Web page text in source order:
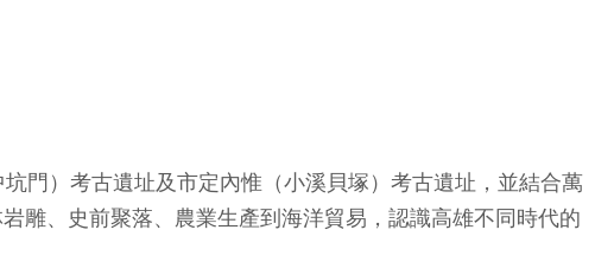
門）考古遺址及市定內惟（小溪貝塚）考古遺址，並結合萬
雕、史前聚落、農業生產到海洋貿易，認識高雄不同時代的